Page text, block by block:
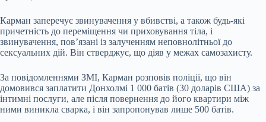
Карман заперечує звинувачення у вбивстві, а також будь-які
причетність до переміщення чи приховування тіла, і
звинувачення, пов’язані із залученням неповнолітньої до
сексуальних дій. Він стверджує, що діяв у межах самозахисту.
За повідомленнями ЗМІ, Карман розповів поліції, що він
домовився заплатити Донхолмі 1 000 батів (30 доларів США) за
інтимні послуги, але після повернення до його квартири між
ними виникла сварка, і він запропонував лише 500 батів.